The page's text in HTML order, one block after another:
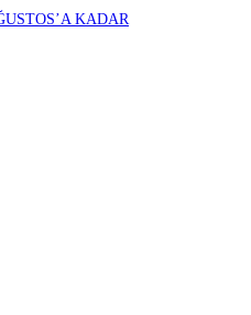
KADAR